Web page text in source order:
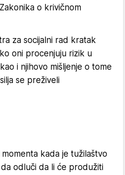
o krivičnom
za socijalni rad kratak
oni procenjuju rizik u
i njihovo mišljenje o tome
se preživeli
kada je tužilaštvo
odluči da li će produžiti